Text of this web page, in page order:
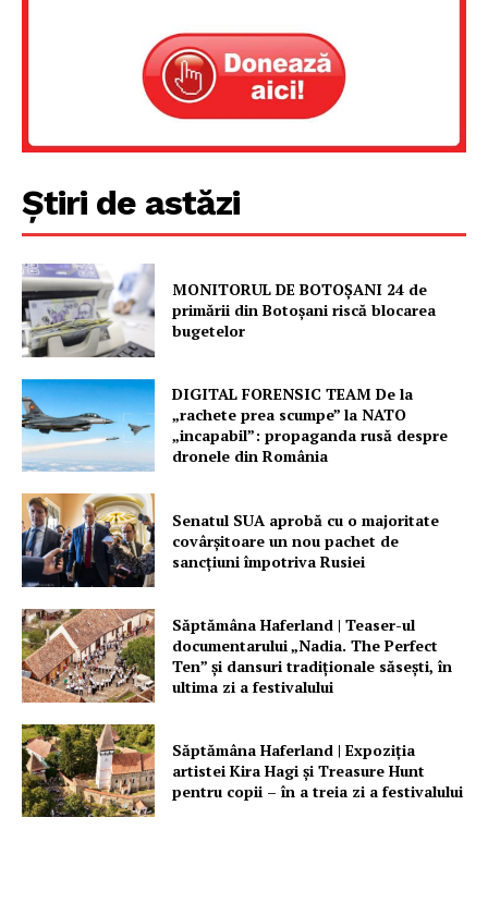
Știri de astăzi
MONITORUL DE BOTOȘANI 24 de
primării din Botoșani riscă blocarea
bugetelor
DIGITAL FORENSIC TEAM De la
„rachete prea scumpe” la NATO
„incapabil”: propaganda rusă despre
dronele din România
Senatul SUA aprobă cu o majoritate
covârșitoare un nou pachet de
sancțiuni împotriva Rusiei
Săptămâna Haferland | Teaser-ul
documentarului „Nadia. The Perfect
Ten” şi dansuri tradiţionale săseşti, în
ultima zi a festivalului
Săptămâna Haferland | Expoziţia
artistei Kira Hagi şi Treasure Hunt
pentru copii – în a treia zi a festivalului